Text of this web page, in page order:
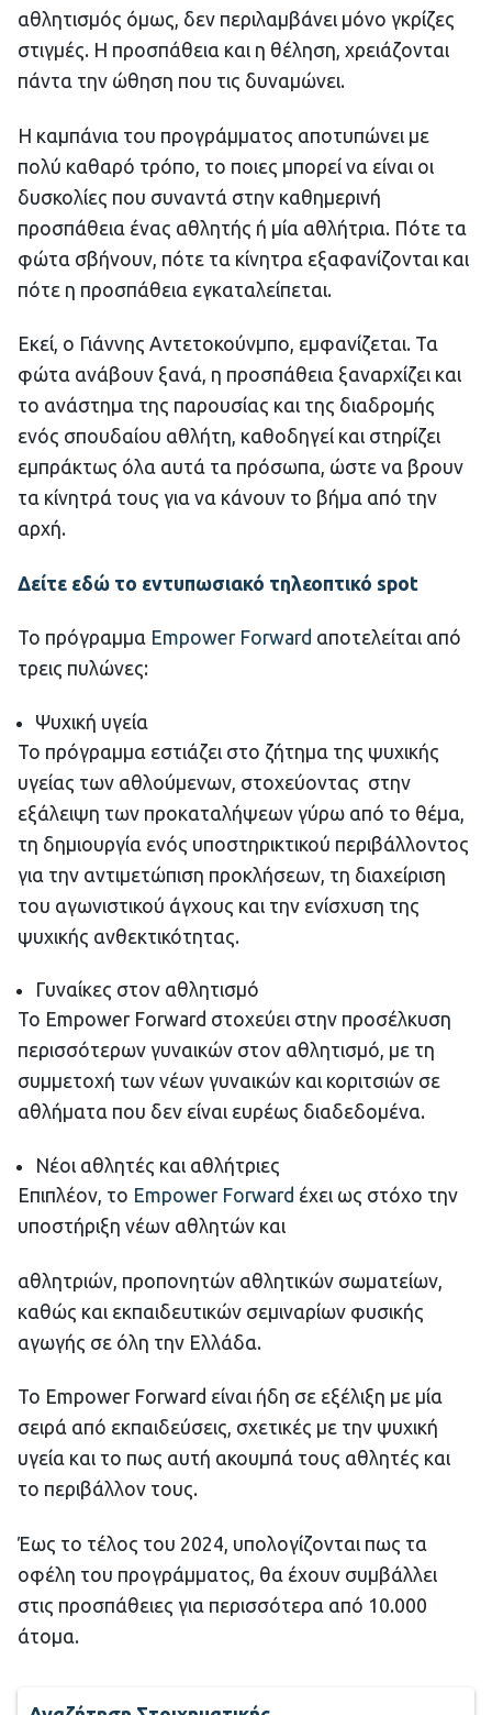
αθλητισμός όμως, δεν περιλαμβάνει μόνο γκρίζες
στιγμές. Η προσπάθεια και η θέληση, χρειάζονται
πάντα την ώθηση που τις δυναμώνει.
Η καμπάνια του προγράμματος αποτυπώνει με
πολύ καθαρό τρόπο, το ποιες μπορεί να είναι οι
δυσκολίες που συναντά στην καθημερινή
προσπάθεια ένας αθλητής ή μία αθλήτρια. Πότε τα
φώτα σβήνουν, πότε τα κίνητρα εξαφανίζονται και
πότε η προσπάθεια εγκαταλείπεται.
Εκεί, ο Γιάννης Αντετοκούνμπο, εμφανίζεται. Τα
φώτα ανάβουν ξανά, η προσπάθεια ξαναρχίζει και
το ανάστημα της παρουσίας και της διαδρομής
ενός σπουδαίου αθλήτη, καθοδηγεί και στηρίζει
εμπράκτως όλα αυτά τα πρόσωπα, ώστε να βρουν
τα κίνητρά τους για να κάνουν το βήμα από την
αρχή.
Δείτε εδώ το εντυπωσιακό τηλεοπτικό spot
Το πρόγραμμα Εmpower Forward αποτελείται από
τρεις πυλώνες:
Ψυχική υγεία
Το πρόγραμμα εστιάζει στο ζήτημα της ψυχικής
υγείας των αθλούμενων, στοχεύοντας στην
εξάλειψη των προκαταλήψεων γύρω από το θέμα,
τη δημιουργία ενός υποστηρικτικού περιβάλλοντος
για την αντιμετώπιση προκλήσεων, τη διαχείριση
του αγωνιστικού άγχους και την ενίσχυση της
ψυχικής ανθεκτικότητας.
Γυναίκες στον αθλητισμό
Το Empower Forward στοχεύει στην προσέλκυση
περισσότερων γυναικών στον αθλητισμό, με τη
συμμετοχή των νέων γυναικών και κοριτσιών σε
αθλήματα που δεν είναι ευρέως διαδεδομένα.
Νέοι αθλητές και αθλήτριες
Επιπλέον, το Empower Forward έχει ως στόχο την
υποστήριξη νέων αθλητών και
αθλητριών, προπονητών αθλητικών σωματείων,
καθώς και εκπαιδευτικών σεμιναρίων φυσικής
αγωγής σε όλη την Ελλάδα.
Το Empower Forward είναι ήδη σε εξέλιξη με μία
σειρά από εκπαιδεύσεις, σχετικές με την ψυχική
υγεία και το πως αυτή ακουμπά τους αθλητές και
το περιβάλλον τους.
Έως το τέλος του 2024, υπολογίζονται πως τα
οφέλη του προγράμματος, θα έχουν συμβάλλει
στις προσπάθειες για περισσότερα από 10.000
άτομα.